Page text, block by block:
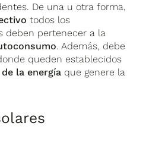
De una u otra forma,
todos los
deben pertenecer a la
. Además, debe
queden establecidos
la energía que genere la